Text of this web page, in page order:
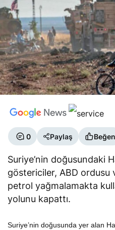
0 Paylaş Beğen
Suriye’nin doğusundaki
göstericiler, ABD ordusu
petrol yağmalamakta
yolunu kapattı.
Suriye’nin doğusunda yer alan